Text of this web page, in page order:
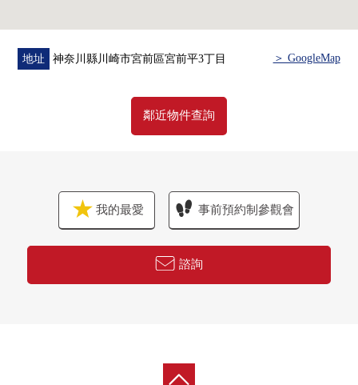
・供排水管更新
■ 在找想要的家方面給予幫助的━━━━━・・・
詳細是如感興趣,歡迎請隨時聯繫我們。
地址 神奈川縣川崎市宮前區宮前平3丁目 ＞ GoogleMap
鄰近物件查詢
我的最愛 事前預約制參觀會
諮詢